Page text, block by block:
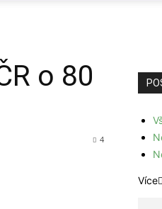
o 80
4
Více